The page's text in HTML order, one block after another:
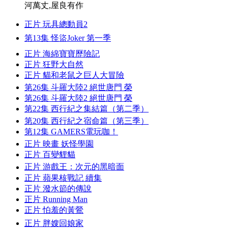
河萬丈,屋良有作
正片 玩具總動員2
第13集怪盜Joker 第一季
正片 海綿寶寶歷險記
正片 狂野大自然
正片 貓和老鼠之巨人大冒險
第26集 斗羅大陸2 絕世唐門 榮
第26集 斗羅大陸2 絕世唐門 榮
第22集 西行紀之集結篇（第二季）
第20集 西行紀之宿命篇（第三季）
第12集 GAMERS電玩咖！
正片 映畫 妖怪學園
正片 百變貍貓
正片 游戲王：次元的黑暗面
正片 蘋果核戰記 續集
正片 潑水節的傳說
正片 Running Man
正片怕羞的黃鶯
正片 胖嫂回娘家